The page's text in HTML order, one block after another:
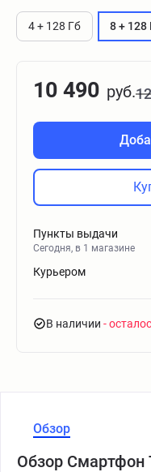
4 + 128 Гб 8 + 128
10 490 руб.
Пункты выдачи
Сегодня, в 1 магазине
Курьером
В наличии -
Обзор
Обзор Смартфон